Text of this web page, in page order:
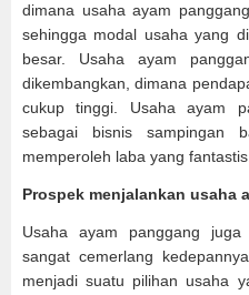
dimana usaha ayam
sehingga modal usaha yang
besar. Usaha ayam
dikembangkan, dimana
cukup tinggi. Usaha ayam
sebagai bisnis sampingan
memperoleh laba yang fantastis.
Prospek menjalankan usaha
Usaha ayam panggang
sangat cemerlang
menjadi suatu pilihan usaha